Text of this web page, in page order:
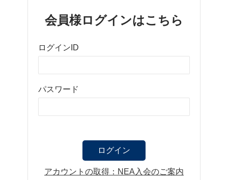
会員様ログインはこちら
ログインID
パスワード
アカウントの取得：NEA入会のご案内